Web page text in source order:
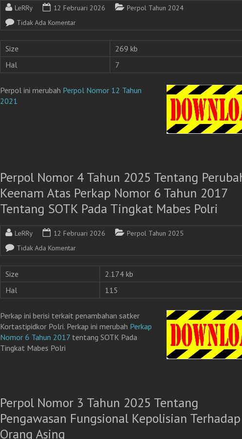
LeRRy 12 Februari 2026
Perpol Tahun 2024
Tidak Ada Komentar
Size
269 kb
Hal
7
Perpol ini merubah Perpol Nomor 12 Tahun
2021
Perpol Nomor 4 Tahun 2025 Tentang
Keenam Atas Perkap Nomor 6 Tahun 2017
Tentang SOTK Pada Tingkat Mabes Polri
LeRRy 12 Februari 2026
Perpol Tahun 2025
Tidak Ada Komentar
Size
2.174 kb
Hal
115
Perkap ini berisi terkait penambahan satker
Kortastipidkor Polri. Perkap ini merubah Perkap
Nomor 6 Tahun 2017 tentang SOTK Pada
Tingkat Mabes Polri
Perpol Nomor 3 Tahun 2025 Tentang
Pengawasan Fungsional Kepolisian Terhadap
Orang Asing